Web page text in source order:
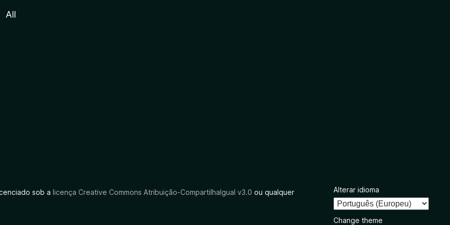
All
sob a licença Creative Commons Atribuição-CompartilhaIgual v3.0 ou qualquer Alterar idioma
Change theme